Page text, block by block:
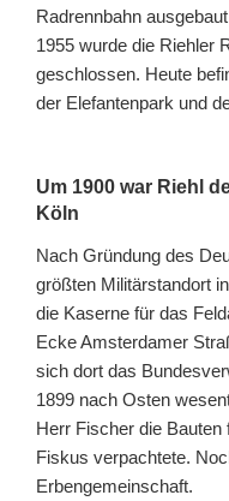
Radrennbahn
1955 wurde die Riehler
geschlossen. Heute
der Elefantenpark und
Um 1900 war Riehl
Köln
Nach Gründung des
größten Militärstandort
die Kaserne für das
Ecke Amsterdamer
sich dort das
1899 nach Osten
Herr Fischer die Bauten
Fiskus verpachtete.
Erbengemeinschaft.